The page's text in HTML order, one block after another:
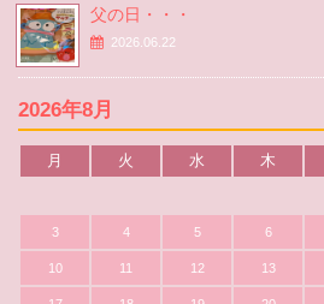
父の日・・・
2026.06.22
2026年8月
月 火 水 木
3 4 5 6
10 11 12 13